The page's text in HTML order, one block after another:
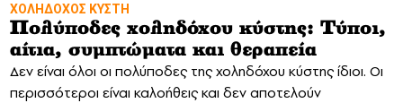
ΧΟΛΗΔΟΧΟΣ ΚΥΣΤΗ
Πολύποδες χοληδόχου κύστης: Τύποι,
αίτια, συμπτώματα και θεραπεία
Δεν είναι όλοι οι πολύποδες της χοληδόχου κύστης ίδιοι. Οι
περισσότεροι είναι καλοήθεις και δεν αποτελούν